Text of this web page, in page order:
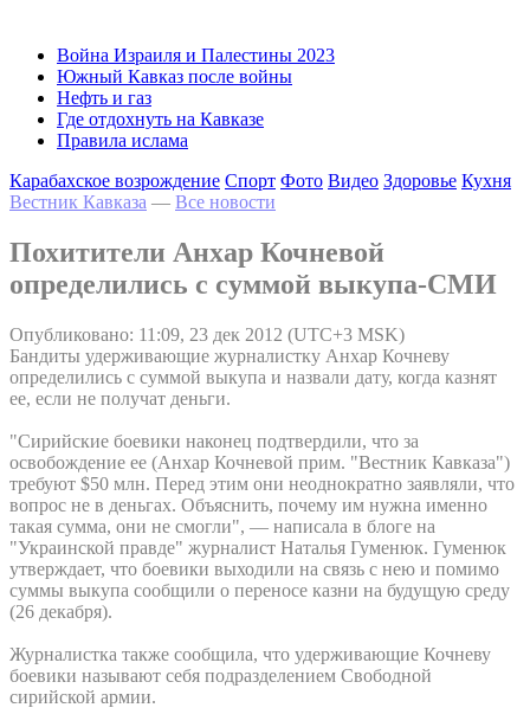
Война Израиля и Палестины 2023
Южный Кавказ после войны
Нефть и газ
Где отдохнуть на Кавказе
Правила ислама
Карабахское возрождение Спорт Фото Видео Здоровье Кухня
Вестник Кавказа — Все новости
Похитители Анхар Кочневой
определились с суммой выкупа-СМИ
Опубликовано: 11:09, 23 дек 2012 (UTC+3 MSK)
Бандиты удерживающие журналистку Анхар Кочневу
определились с суммой выкупа и назвали дату, когда казнят
ее, если не получат деньги.
"Сирийские боевики наконец подтвердили, что за
освобождение ее (Анхар Кочневой прим. "Вестник Кавказа")
требуют $50 млн. Перед этим они неоднократно заявляли, что
вопрос не в деньгах. Объяснить, почему им нужна именно
такая сумма, они не смогли", — написала в блоге на
"Украинской правде" журналист Наталья Гуменюк. Гуменюк
утверждает, что боевики выходили на связь с нею и помимо
суммы выкупа сообщили о переносе казни на будущую среду
(26 декабря).
Журналистка также сообщила, что удерживающие Кочневу
боевики называют себя подразделением Свободной
сирийской армии.